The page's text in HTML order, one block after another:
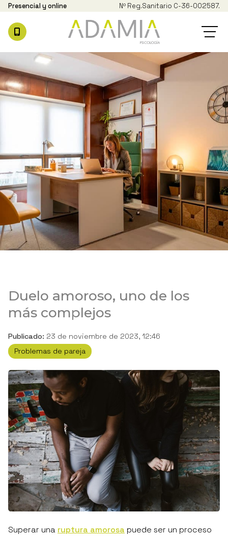
Presencial y online Nº Reg.Sanitario C-36-002587.
Duelo amoroso, uno de los
más complejos
Publicado: 23 de noviembre de 2023, 12:46
Problemas de pareja
Superar una ruptura amorosa puede ser un proceso